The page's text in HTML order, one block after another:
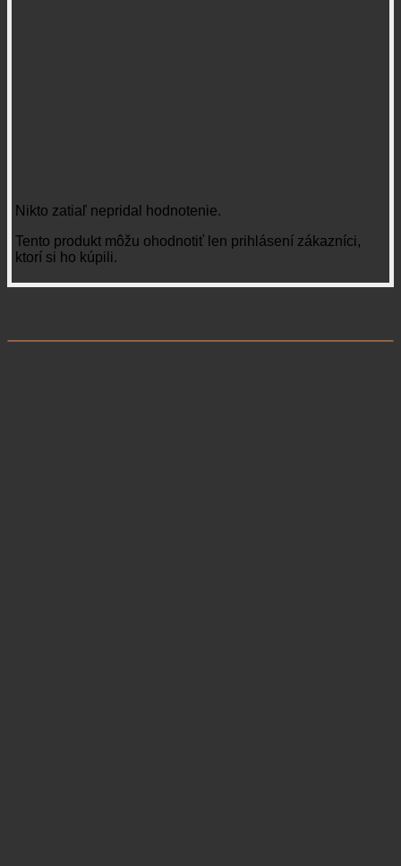
Nikto zatiaľ nepridal hodnotenie.
Tento produkt môžu ohodnotiť len prihlásení zákazníci,
ktorí si ho kúpili.